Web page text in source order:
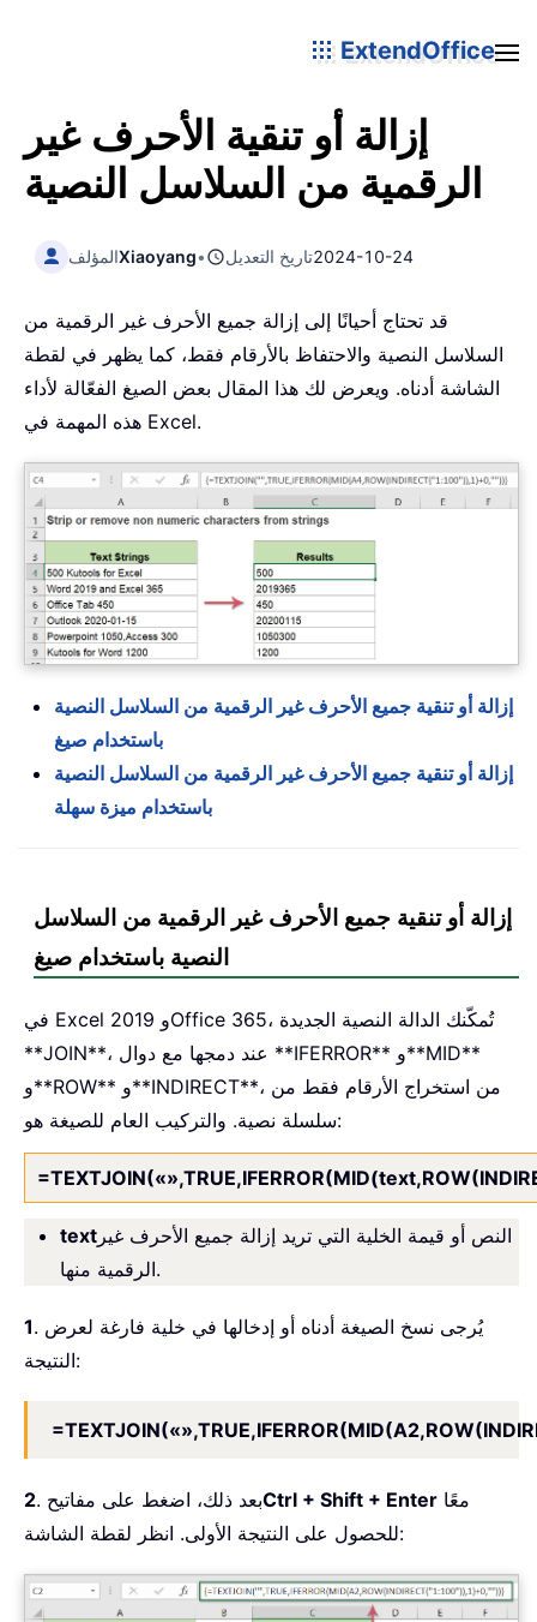
ExtendOffice
إزالة أو تنقية الأحرف غير
الرقمية من السلاسل النصية
المؤلفXiaoyang• تاريخ التعديل2024-10-24
قد تحتاج أحيانًا إلى إزالة جميع الأحرف غير الرقمية من
السلاسل النصية والاحتفاظ بالأرقام فقط، كما يظهر في لقطة
الشاشة أدناه. ويعرض لك هذا المقال بعض الصيغ الفعّالة لأداء
هذه المهمة في Excel.
إزالة أو تنقية جميع الأحرف غير الرقمية من السلاسل النصية
باستخدام صيغ
إزالة أو تنقية جميع الأحرف غير الرقمية من السلاسل النصية
باستخدام ميزة سهلة
إزالة أو تنقية جميع الأحرف غير الرقمية من السلاسل
النصية باستخدام صيغ
في Excel 2019 وOffice 365، تُمكّنك الدالة النصية الجديدة
**JOIN**، عند دمجها مع دوال **IFERROR** و**MID**
و**ROW** و**INDIRECT**، من استخراج الأرقام فقط من
سلسلة نصية. والتركيب العام للصيغة هو:
text النص أو قيمة الخلية التي تريد إزالة جميع الأحرف غير
الرقمية منها.
1. يُرجى نسخ الصيغة أدناه أو إدخالها في خلية فارغة لعرض
النتيجة:
2 . بعد ذلك، اضغط على مفاتيحCtrl + Shift + Enter
للحصول على النتيجة الأولى. انظر لقطة الشاشة: